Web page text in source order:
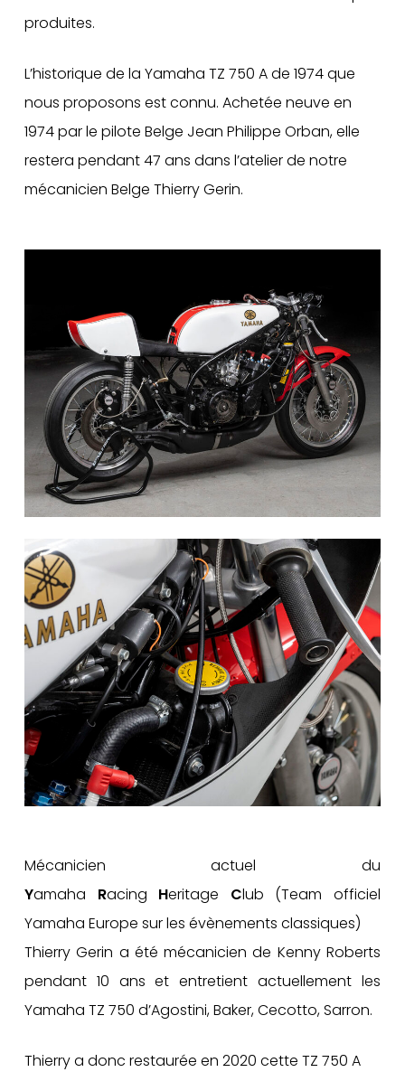
produites.
L’historique de la Yamaha TZ 750 A de 1974 que
nous proposons est connu. Achetée neuve en
1974 par le pilote Belge Jean Philippe Orban, elle
restera pendant 47 ans dans l’atelier de notre
mécanicien Belge Thierry Gerin.
Mécanicien actuel du
Yamaha Racing Heritage Club (Team officiel
Yamaha Europe sur les évènements classiques)
Thierry Gerin a été mécanicien de Kenny Roberts
pendant 10 ans et entretient actuellement les
Yamaha TZ 750 d’Agostini, Baker, Cecotto, Sarron.
Thierry a donc restaurée en 2020 cette TZ 750 A